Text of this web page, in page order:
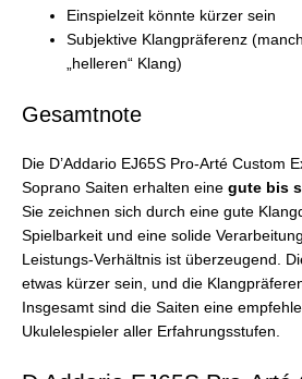
Einspielzeit könnte kürzer sein
Subjektive Klangpräferenz
„helleren“ Klang)
Gesamtnote
Die D’Addario EJ65S Pro-Arté Custom
Soprano Saiten erhalten eine gute bis
Sie zeichnen sich durch eine gute
Spielbarkeit und eine solide
Leistungs-Verhältnis ist überzeugend.
etwas kürzer sein, und die
Insgesamt sind die Saiten eine
Ukulelespieler aller Erfahrungsstufen.